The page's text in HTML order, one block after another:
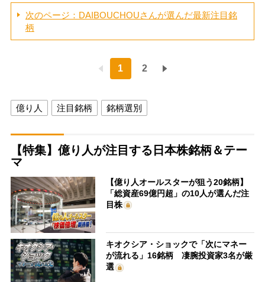
次のページ：DAIBOUCHOUさんが選んだ最新注目銘
柄
1 2
億り人 注目銘柄 銘柄選別
【特集】億り人が注目する日本株銘柄＆テー
マ
【億り人オールスターが狙う20銘柄】
「総資産69億円超」の10人が選んだ注
目株
キオクシア・ショックで「次にマネー
が流れる」16銘柄 凄腕投資家3名が厳
選